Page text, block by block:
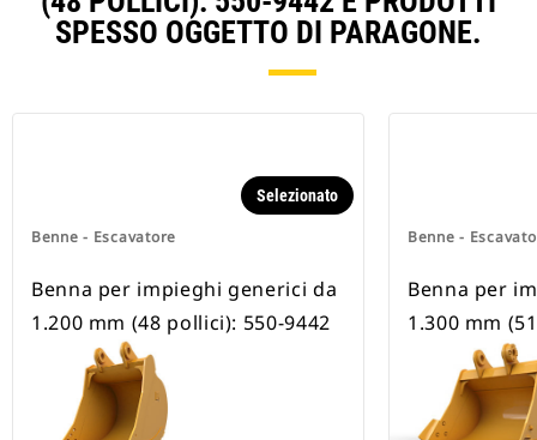
SPESSO OGGETTO DI PARAGONE.
Benne - Escavatore
Selezionato
Benna per impieghi generici da
1.200 mm (48 pollici): 550-9442
Benne -
Benna per
1.300 mm